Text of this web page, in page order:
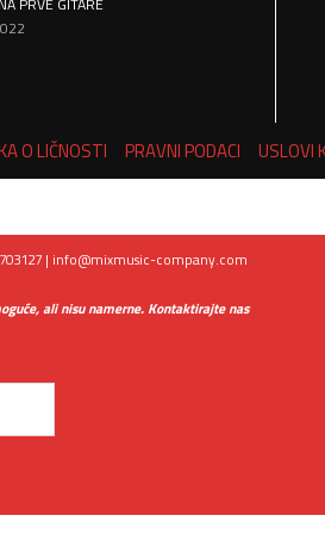
O LIČNOSTI PRAVNI PODACI USLOVI
| info@mixmusic-company.com
ali nisu namerne. Kontaktirajte nas